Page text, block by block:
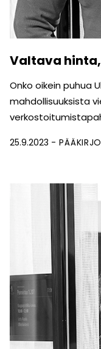
Valtava
Onko oikein puhua
mahdolli­suuksista
25.9.2023